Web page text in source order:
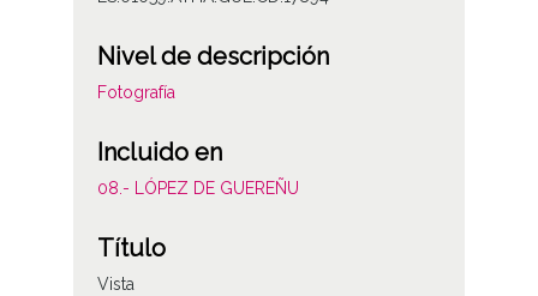
Nivel de descripción
Fotografía
Incluido en
08.- LÓPEZ DE GUEREÑU
Título
Vista